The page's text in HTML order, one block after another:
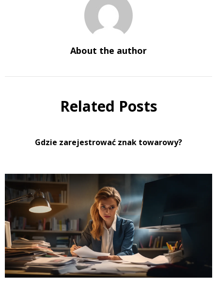
About the author
Related Posts
Gdzie zarejestrować znak towarowy?